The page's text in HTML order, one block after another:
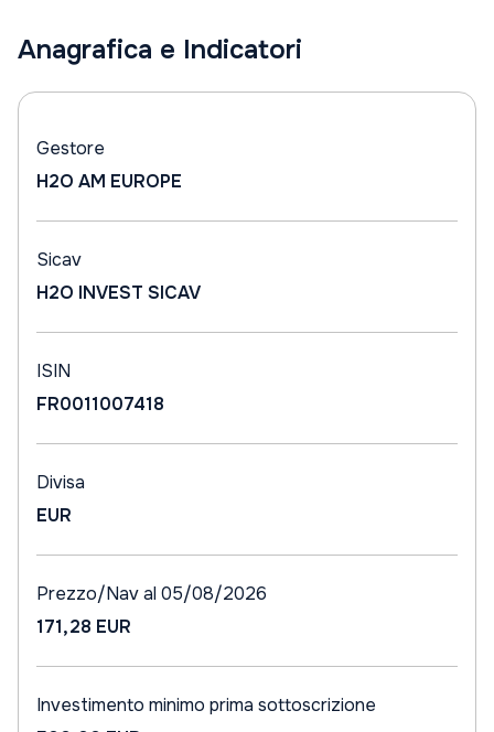
Anagrafica e Indicatori
Gestore
H2O AM EUROPE
Sicav
H2O INVEST SICAV
ISIN
FR0011007418
Divisa
EUR
Prezzo/Nav al 05/08/2026
171,28 EUR
Investimento minimo prima sottoscrizione